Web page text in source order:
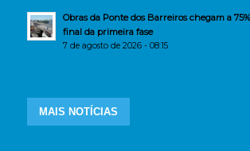
Obras da Ponte dos Barreiros chegam a
final da primeira fase
7 de agosto de 2026 - 08:15
MAIS NOTÍCIAS